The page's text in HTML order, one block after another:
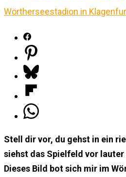
Stell dir vor, du gehst in ein
siehst das Spielfeld vor lauter
Dieses Bild bot sich mir im